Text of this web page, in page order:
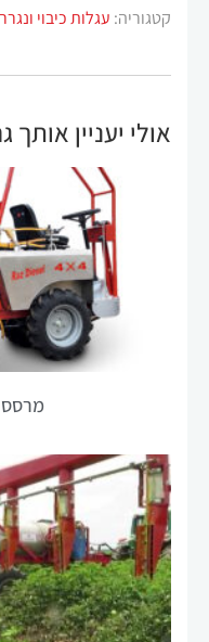
קטגוריה: עגלות כיבוי
אולי יעניין אותך
מרסס